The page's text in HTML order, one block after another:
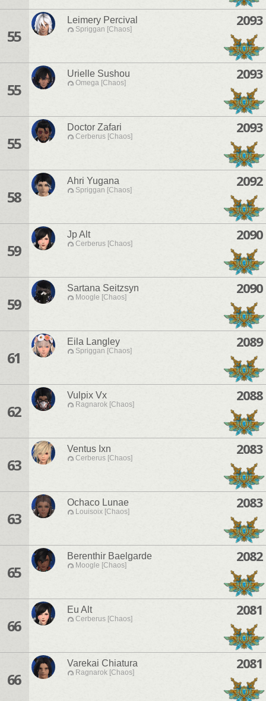
55
Leimery Percival
Spriggan [Chaos]
2093
55
Urielle Sushou
Omega [Chaos]
2093
55
Doctor Zafari
Cerberus [Chaos]
2093
58
Ahri Yugana
Spriggan [Chaos]
2092
59
Jp Alt
Cerberus [Chaos]
2090
59
Sartana Seitzsyn
Moogle [Chaos]
2090
61
Eila Langley
Spriggan [Chaos]
2089
62
Vulpix Vx
Ragnarok [Chaos]
2088
63
Ventus Ixn
Cerberus [Chaos]
2083
63
Ochaco Lunae
Louisoix [Chaos]
2083
65
Berenthir Baelgarde
Moogle [Chaos]
2082
66
Eu Alt
Cerberus [Chaos]
2081
66
Varekai Chiatura
Ragnarok [Chaos]
2081